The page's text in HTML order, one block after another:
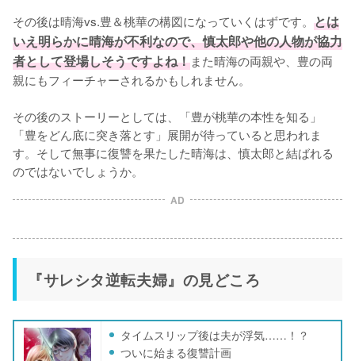
その後は晴海vs.豊＆桃華の構図になっていくはずです。 とは
いえ明らかに晴海が不利なので、慎太郎や他の人物が協力
者として登場しそうですよね！また晴海の両親や、豊の両
親にもフィーチャーされるかもしれません。
その後のストーリーとしては、「豊が桃華の本性を知る」
「豊をどん底に突き落とす」展開が待っていると思われま
す。そして無事に復讐を果たした晴海は、慎太郎と結ばれる
のではないでしょうか。
AD
『サレシタ逆転夫婦』の見どころ
タイムスリップ後は夫が浮気……！？
ついに始まる復讐計画